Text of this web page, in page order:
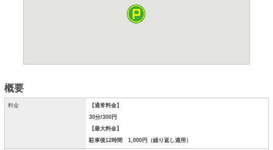
概要
料金
【通常料金】
30分/300円
【最大料金】
駐車後12時間 1,000円（繰り返し適用）